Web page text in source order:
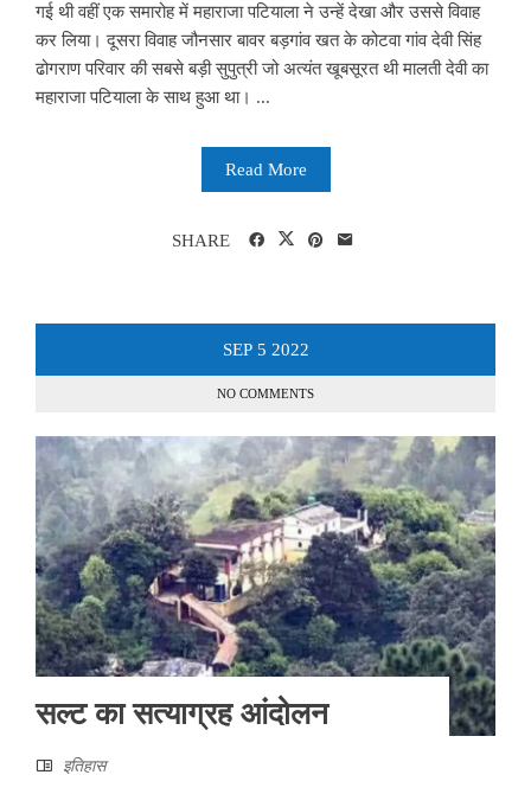
गई थी वहीं एक समारोह में महाराजा पटियाला ने उन्हें देखा और उससे विवाह
कर लिया। दूसरा विवाह जौनसार बावर बड़गांव खत के कोटवा गांव देवी सिंह
ढोगराण परिवार की सबसे बड़ी सुपुत्री जो अत्यंत खूबसूरत थी मालती देवी का
महाराजा पटियाला के साथ हुआ था। ...
Read More
SHARE
SEP 5 2022
NO COMMENTS
सल्ट का सत्याग्रह आंदोलन
इतिहास